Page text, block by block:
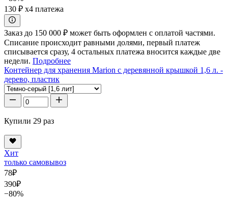
130 ₽ x4 платежа
Заказ до 150 000 ₽ может быть оформлен с оплатой частями.
Списание происходит равными долями, первый платеж
списывается сразу, 4 остальных платежа вносится каждые две
недели. Подробнее
Контейнер для хранения Marion с деревянной крышкой 1,6 л. -
дерево, пластик
Купили 29 раз
Хит
только самовывоз
78₽
390₽
−80%